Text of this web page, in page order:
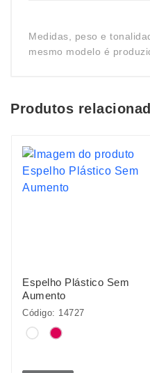
Medidas, peso e
mesmo modelo é
Produtos
Espelho Plástico Sem
Aumento
Código: 14727